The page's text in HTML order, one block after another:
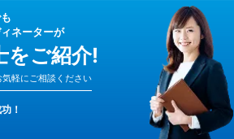
ネーターが
をご紹介!
軽にご相談ください
！